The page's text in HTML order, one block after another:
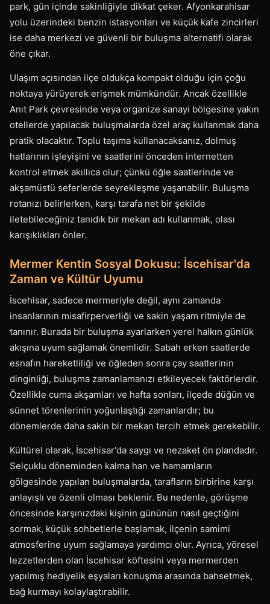
park, gün içinde sakinliğiyle dikkat çeker. Afyonkarahisar
yolu üzerindeki benzin istasyonları ve küçük kafe zincirleri
ise daha merkezi ve güvenli bir buluşma alternatifi olarak
öne çıkar.
Ulaşım açısından ilçe oldukça kompakt olduğu için çoğu
noktaya yürüyerek erişmek mümkündür. Ancak özellikle
Anıt Park çevresinde veya organize sanayi bölgesine yakın
otellerde yapılacak buluşmalarda özel araç kullanmak daha
pratik olacaktır. Toplu taşıma kullanacaksanız, dolmuş
hatlarının işleyişini ve saatlerini önceden internetten
kontrol etmek akıllıca olur; çünkü öğle saatlerinde ve
akşamüstü seferlerde seyrekleşme yaşanabilir. Buluşma
rotanızı belirlerken, karşı tarafa net bir şekilde
iletebileceğiniz tanıdık bir mekan adı kullanmak, olası
karışıklıkları önler.
Mermer Kentin Sosyal Dokusu: İscehisar'da
Zaman ve Kültür Uyumu
İscehisar, sadece mermeriyle değil, aynı zamanda
insanlarının misafirperverliği ve sakin yaşam ritmiyle de
tanınır. Burada bir buluşma ayarlarken yerel halkın günlük
akışına uyum sağlamak önemlidir. Sabah erken saatlerde
esnafın hareketliliği ve öğleden sonra çay saatlerinin
dinginliği, buluşma zamanlamanızı etkileyecek faktörlerdir.
Özellikle cuma akşamları ve hafta sonları, ilçede düğün ve
sünnet törenlerinin yoğunlaştığı zamanlardır; bu
dönemlerde daha sakin bir mekan tercih etmek gerekebilir.
Kültürel olarak, İscehisar'da saygı ve nezaket ön plandadır.
Selçuklu döneminden kalma han ve hamamların
gölgesinde yapılan buluşmalarda, tarafların birbirine karşı
anlayışlı ve özenli olması beklenir. Bu nedenle, görüşme
öncesinde karşınızdaki kişinin gününün nasıl geçtiğini
sormak, küçük sohbetlerle başlamak, ilçenin samimi
atmosferine uyum sağlamaya yardımcı olur. Ayrıca, yöresel
lezzetlerden olan İscehisar köftesini veya mermerden
yapılmış hediyelik eşyaları konuşma arasında bahsetmek,
bağ kurmayı kolaylaştırabilir.